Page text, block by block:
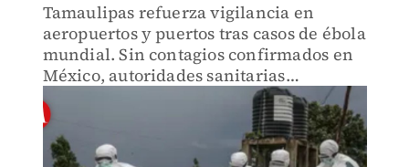
Tamaulipas refuerza vigilancia en
aeropuertos y puertos tras casos de ébola
mundial. Sin contagios confirmados en
México, autoridades sanitarias
mantienen protocolos activos en puntos
de ingreso para evitar que el virus llegue
al estado.